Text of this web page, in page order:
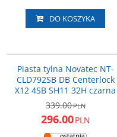
DO KOSZYKA
DARMOWA DOSTAWA
Piasta tylna Novatec NT-
CLD792SB DB Centerlock
X12 4SB SH11 32H czarna
339.00PLN
296.00PLN